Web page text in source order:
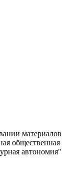
материалов
общественная
автономия"